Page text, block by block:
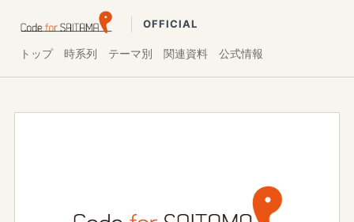
OFFICIAL
トップ 時系列 テーマ別 関連資料 公式情報